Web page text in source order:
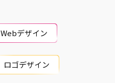
Webデザイン
ロゴデザイン